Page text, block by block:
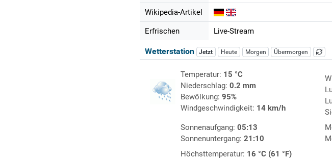
Wikipedia-Artikel
Erfrischen Live-Stream
Wetterstation Jetzt Heute Morgen Übermorgen
Temperatur: 15 °C
Niederschlag: 0.2 mm
Bewölkung: 95%
Windgeschwindigkeit: 14 km/h
Sonnenaufgang: 05:13
Sonnenuntergang: 21:10
Höchsttemperatur: 16 °C (61 °F)